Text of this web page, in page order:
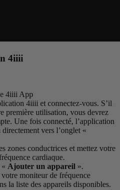
4iiii
4iiii et connectez-vous. S’il
première utilisation, vous devrez
Une fois connecté, l’application
vers l’onglet «
zones conductrices et mettez votre
cardiaque.
Ajouter un appareil ».
moniteur de fréquence
la liste des appareils disponibles.